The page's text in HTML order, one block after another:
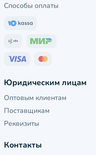
Способы оплаты
Юридическим лицам
Оптовым клиентам
Поставщикам
Реквизиты
Контакты